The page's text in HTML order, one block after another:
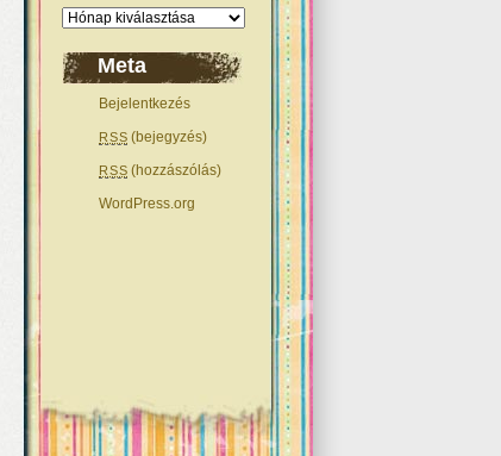
Meta
Bejelentkezés
RSS (bejegyzés)
RSS (hozzászólás)
WordPress.org